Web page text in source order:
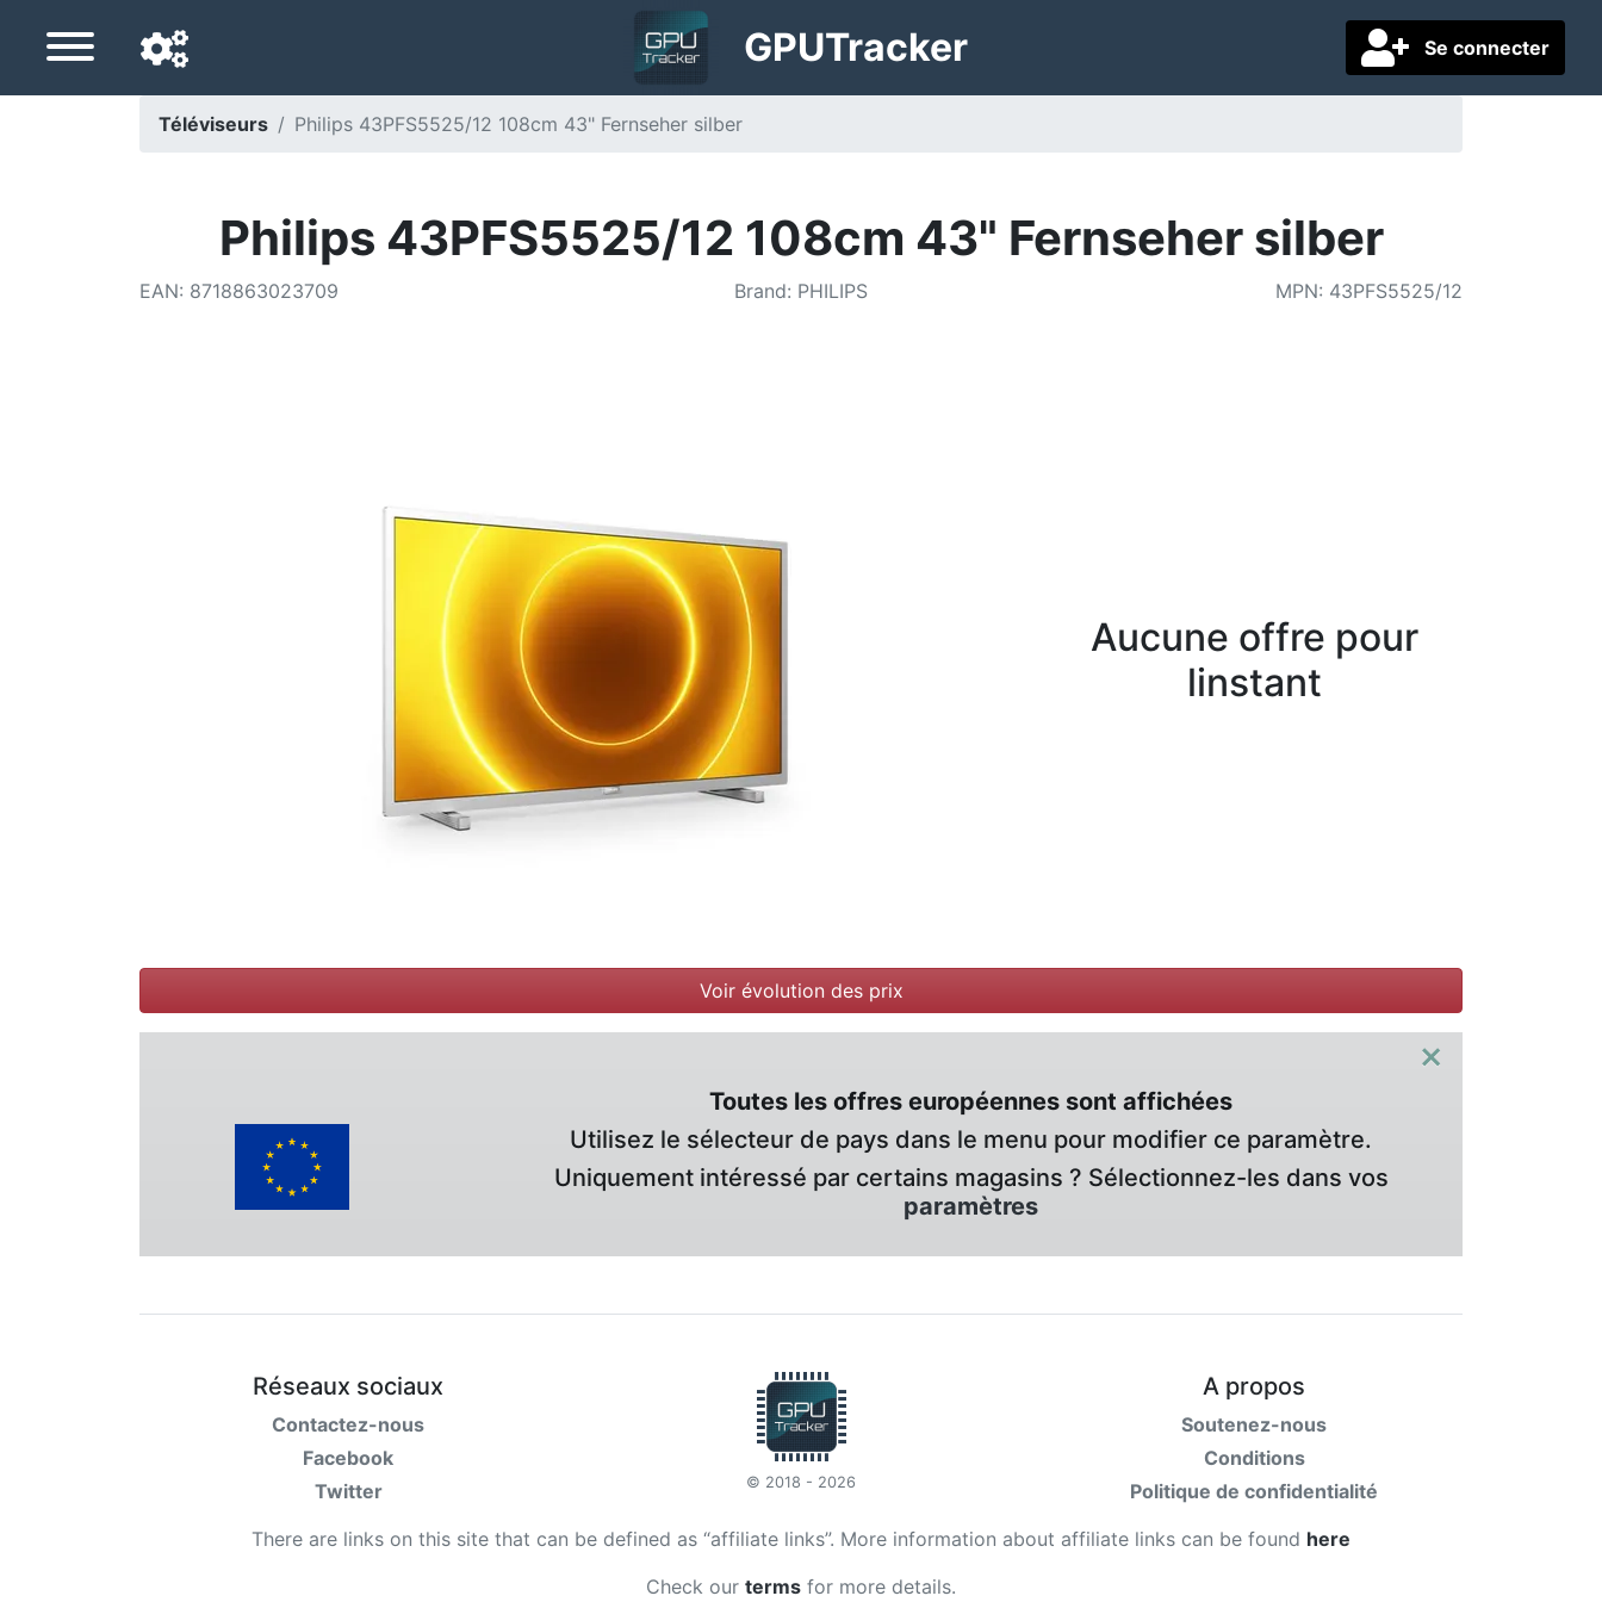
Se connecter
GPUTracker
Téléviseurs Philips 43PFS5525/12 108cm 43" Fernseher silber
Philips 43PFS5525/12 108cm 43" Fernseher silber
EAN: 8718863023709 Brand: PHILIPS MPN: 43PFS5525/12
Aucune offre pour
linstant
Voir évolution des prix
×
Toutes les offres européennes sont affichées
Utilisez le sélecteur de pays dans le menu pour modifier ce paramètre.
Uniquement intéressé par certains magasins ? Sélectionnez-les dans vos
paramètres
Réseaux sociaux
Contactez-nous
Facebook
Twitter
© 2018 - 2026
A propos
Soutenez-nous
Conditions
Politique de confidentialité
There are links on this site that can be defined as “affiliate links”. More information about affiliate links can be found here
Check our terms for more details.